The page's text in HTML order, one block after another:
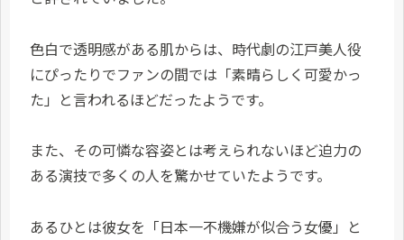
色白で透明感がある肌からは、時代劇の江戸美人役
にぴったりでファンの間では「素晴らしく可愛かっ
た」と言われるほどだったようです。
また、その可憐な容姿とは考えられないほど迫力の
ある演技で多くの人を驚かせていたようです。
あるひとは彼女を「日本一不機嫌が似合う女優」と